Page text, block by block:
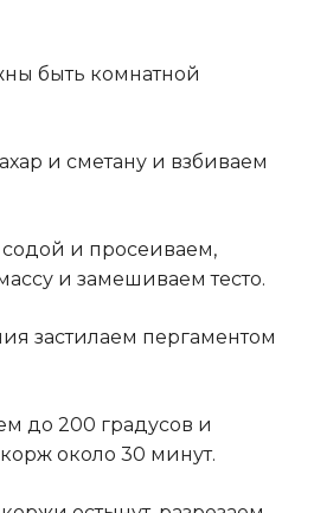
быть комнатной
и сметану и взбиваем
и просеиваем,
и замешиваем тесто.
застилаем пергаментом
до 200 градусов и
около 30 минут.